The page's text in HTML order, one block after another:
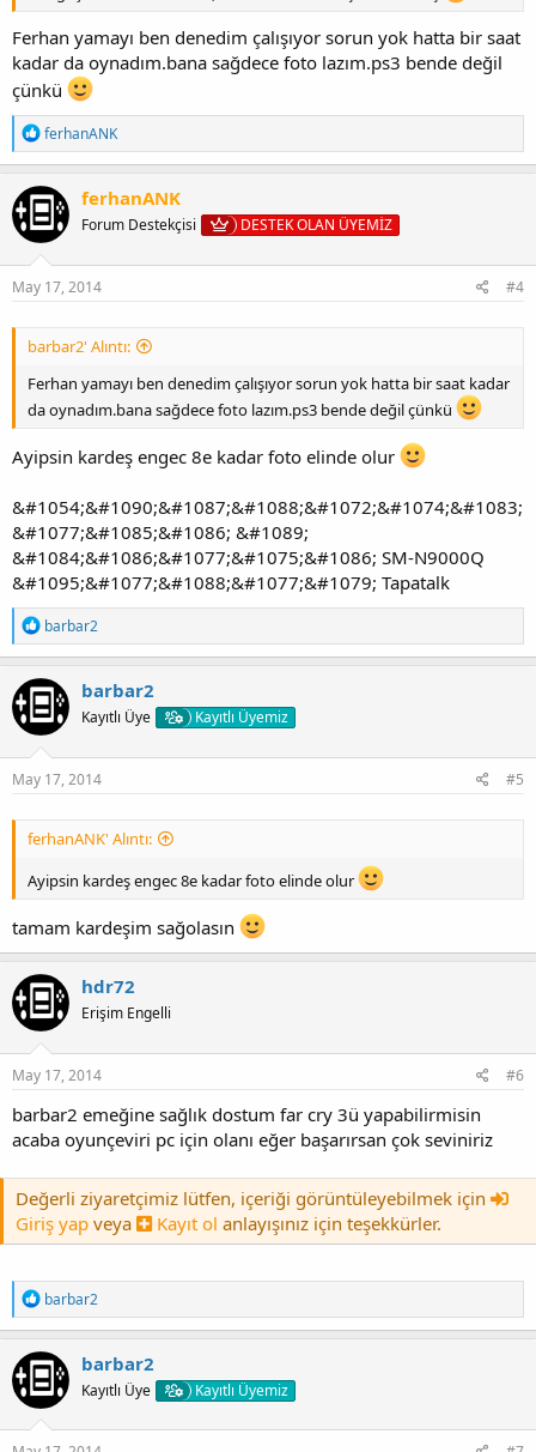
Ferhan yamayı ben denedim çalışıyor sorun yok hatta bir saat
kadar da oynadım.bana sağdece foto lazım.ps3 bende değil
çünkü
T
e
p
k
i
l
e
r
:
ferhanANK
ferhanANK
Forum Destekçisi DESTEK OLAN ÜYEMİZ
May 17, 2014 #4
barbar2' Alıntı:
Ferhan yamayı ben denedim çalışıyor sorun yok hatta bir saat kadar
da oynadım.bana sağdece foto lazım.ps3 bende değil çünkü
Ayipsin kardeş engec 8e kadar foto elinde olur
&#1054;&#1090;&#1087;&#1088;&#1072;&#1074;&#1083;
&#1077;&#1085;&#1086; &#1089;
&#1084;&#1086;&#1077;&#1075;&#1086; SM-N9000Q
&#1095;&#1077;&#1088;&#1077;&#1079; Tapatalk
T
e
p
k
i
l
e
r
:
barbar2
barbar2
Kayıtlı Üye Kayıtlı Üyemiz
May 17, 2014 #5
ferhanANK' Alıntı:
Ayipsin kardeş engec 8e kadar foto elinde olur
tamam kardeşim sağolasın
hdr72
Erişim Engelli
May 17, 2014 #6
barbar2 emeğine sağlık dostum far cry 3ü yapabilirmisin
acaba oyunçeviri pc için olanı eğer başarırsan çok seviniriz
Değerli ziyaretçimiz lütfen, içeriği görüntüleyebilmek için
Giriş yap veya Kayıt ol anlayışınız için teşekkürler.
T
e
p
k
i
l
e
r
barbar2
barbar2
Kayıtlı Üye Kayıtlı Üyemiz